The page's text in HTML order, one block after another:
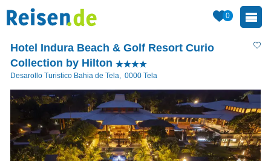
0
Hotel Indura Beach & Golf Resort Curio
Collection by Hilton
Desarollo Turistico Bahia de Tela, 0000 Tela